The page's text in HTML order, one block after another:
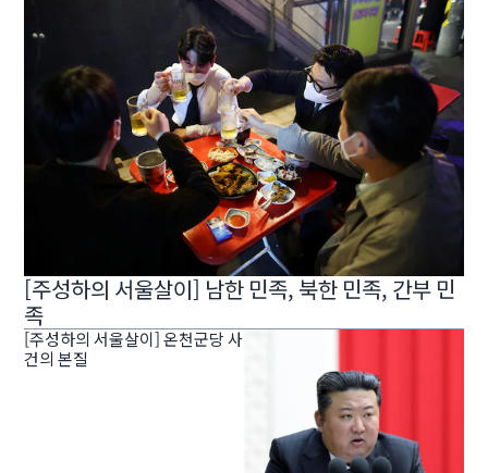
[주성하의 서울살이] 남한 민족, 북한 민족, 간부 민
족
[주성하의 서울살이] 온천군당 사
건의 본질